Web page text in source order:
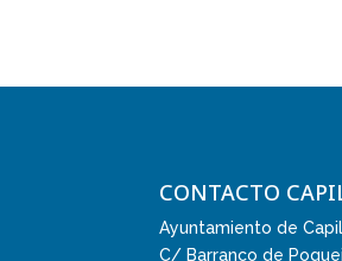
CONTACTO
Ayuntamiento de
C/ Barranco de